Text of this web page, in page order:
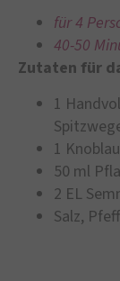
für 4
40-50
Zutaten für
1
1
50 ml
2 EL
Salz,